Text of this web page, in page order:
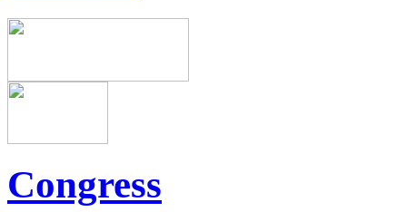
Congress